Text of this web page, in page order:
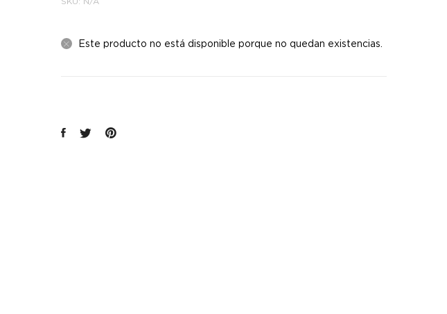
Este producto no está disponible porque no quedan existencias.